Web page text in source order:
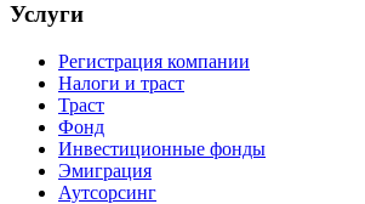
Услуги
Регистрация компании
Налоги и траст
Траст
Фонд
Инвестиционные фонды
Эмиграция
Аутсорсинг